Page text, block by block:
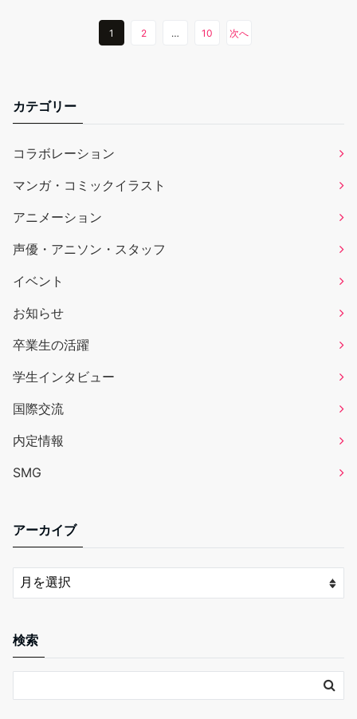
1 2 … 10 次へ
カテゴリー
コラボレーション
マンガ・コミックイラスト
アニメーション
声優・アニソン・スタッフ
イベント
お知らせ
卒業生の活躍
学生インタビュー
国際交流
内定情報
SMG
アーカイブ
検索